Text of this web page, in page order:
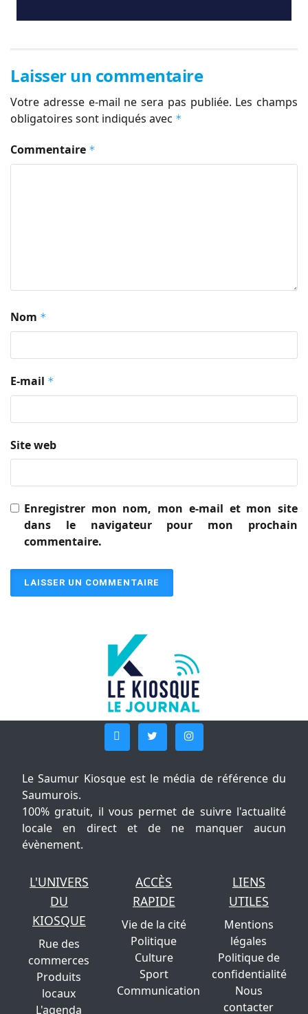
Laisser un commentaire
Votre adresse e-mail ne sera pas publiée. Les champs
obligatoires sont indiqués avec *
Commentaire *
Nom *
E-mail *
Site web
Enregistrer mon nom, mon e-mail et mon site
dans le navigateur pour mon prochain
commentaire.
Le Saumur Kiosque est le média de référence du
Saumurois.
100% gratuit, il vous permet de suivre l'actualité
locale en direct et de ne manquer aucun
évènement.
L'UNIVERS
DU
KIOSQUE
Rue des
commerces
Produits
locaux
L'agenda
ACCÈS
RAPIDE
Vie de la cité
Politique
Culture
Sport
Communication
LIENS
UTILES
Mentions
légales
Politique de
confidentialité
Nous
contacter